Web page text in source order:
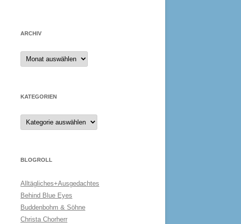
ARCHIV
Archiv
KATEGORIEN
Kategorien
BLOGROLL
Alltägliches+Ausgedachtes
Behind Blue Eyes
Buddenbohm & Söhne
Christa Chorherr